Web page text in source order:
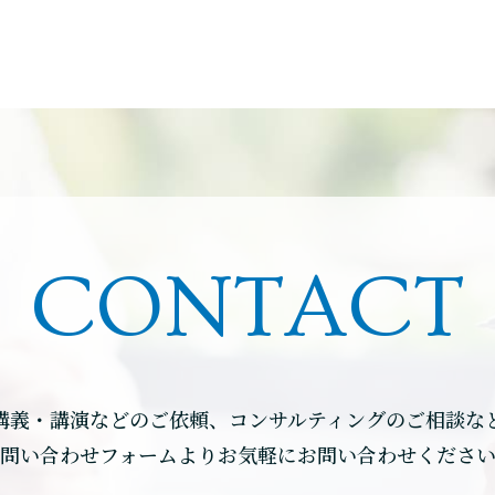
CONTACT
義・講演などのご依頼、コンサルティングのご相談な
い合わせフォームよりお気軽にお問い合わせくださ